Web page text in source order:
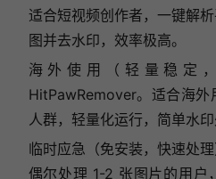
适合短视频创作者，一键解
图并去水印，效率极高。
海外使用（轻量稳定
HitPawRemover。适合海外
人群，轻量化运行，简单水印
临时应急（免安装，快速处
偶尔处理 1-2 张图片的用户